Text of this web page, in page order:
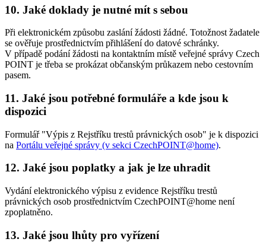
10. Jaké doklady je nutné mít s sebou
Při elektronickém způsobu zaslání žádosti žádné. Totožnost žadatele
se ověřuje prostřednictvím přihlášení do datové schránky.
V případě podání žádosti na kontaktním místě veřejné správy Czech
POINT je třeba se prokázat občanským průkazem nebo cestovním
pasem.
11. Jaké jsou potřebné formuláře a kde jsou k
dispozici
Formulář "Výpis z Rejstříku trestů právnických osob" je k dispozici
na Portálu veřejné správy (v sekci CzechPOINT@home).
12. Jaké jsou poplatky a jak je lze uhradit
Vydání elektronického výpisu z evidence Rejstříku trestů
právnických osob prostřednictvím CzechPOINT@home není
zpoplatněno.
13. Jaké jsou lhůty pro vyřízení